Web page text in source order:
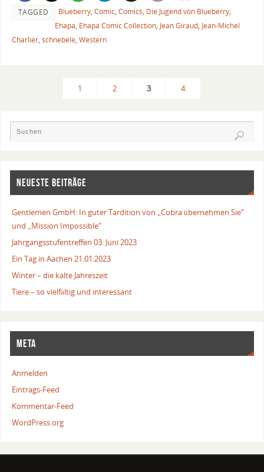
TAGGED Blueberry, Comic, Comics, Die Jugend von Blueberry,
Ehapa, Ehapa Comic Collection, Jean Giraud, Jean-Michel
Charlier, schnebele, Western
1 2 3 4
NEUESTE BEITRÄGE
Gentlemen GmbH: In guter Tardition von „Cobra übernehmen Sie“
und „Mission Impossible“
Jahrgangsstufentreffen 03. Juni 2023
Ein Tag in Aachen 21.01.2023
Winter – die kalte Jahreszeit
Tiere – so vielfältig und interessant
META
Anmelden
Eintrags-Feed
Kommentar-Feed
WordPress.org